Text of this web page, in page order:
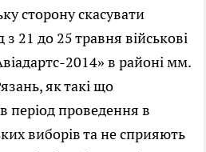
сторону скасувати
з 21 до 25 травня військові
2014» в районі мм.
як такі що
період проведення в
виборів та не сприяють